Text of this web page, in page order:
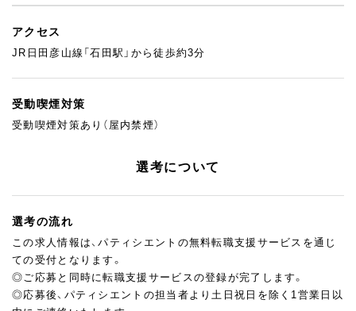
アクセス
JR日田彦山線「石田駅」から徒歩約3分
受動喫煙対策
受動喫煙対策あり（屋内禁煙）
選考について
選考の流れ
この求人情報は、パティシエントの無料転職支援サービスを通じ
ての受付となります。
◎ご応募と同時に転職支援サービスの登録が完了します。
◎応募後、パティシエントの担当者より土日祝日を除く1営業日以